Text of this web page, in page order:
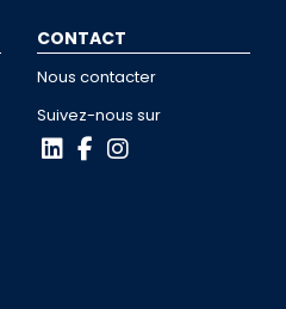
CONTACT
Nous contacter
Suivez-nous sur